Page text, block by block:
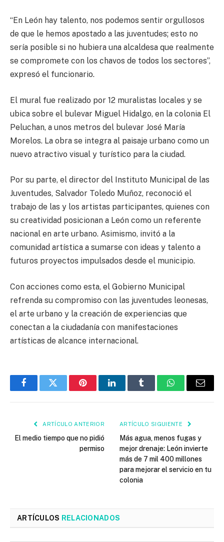
“En León hay talento, nos podemos sentir orgullosos
de que le hemos apostado a las juventudes; esto no
sería posible si no hubiera una alcaldesa que realmente
se compromete con los chavos de todos los sectores”,
expresó el funcionario.
El mural fue realizado por 12 muralistas locales y se
ubica sobre el bulevar Miguel Hidalgo, en la colonia El
Peluchan, a unos metros del bulevar José María
Morelos. La obra se integra al paisaje urbano como un
nuevo atractivo visual y turístico para la ciudad.
Por su parte, el director del Instituto Municipal de las
Juventudes, Salvador Toledo Muñoz, reconoció el
trabajo de las y los artistas participantes, quienes con
su creatividad posicionan a León como un referente
nacional en arte urbano. Asimismo, invitó a la
comunidad artística a sumarse con ideas y talento a
futuros proyectos impulsados desde el municipio.
Con acciones como esta, el Gobierno Municipal
refrenda su compromiso con las juventudes leonesas,
el arte urbano y la creación de experiencias que
conectan a la ciudadanía con manifestaciones
artísticas de alcance internacional.
FacebookTwitter PinterestLinkedInTumblr WhatsAppEmail
ARTÍCULO ANTERIOR
El medio tiempo que no pidió
permiso
ARTÍCULO SIGUIENTE
Más agua, menos fugas y
mejor drenaje: León invierte
más de 7 mil 400 millones
para mejorar el servicio en tu
colonia
ARTÍCULOS RELACIONADOS